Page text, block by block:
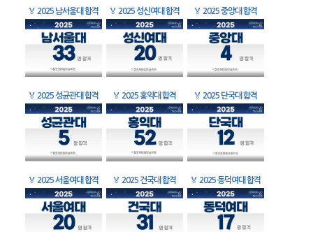
🏅 2025 남서울대 합격 🏅 2025 성신여대 합격 🏅 2025 중앙대 합격
🏅 2025 성균관대 합격 🏅 2025 홍익대 합격 🏅 2025 단국대 합격
🏅 2025 서울여대 합격 🏅 2025 건국대 합격 🏅 2025 동덕여대 합격